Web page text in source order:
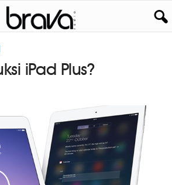
iPad Plus?